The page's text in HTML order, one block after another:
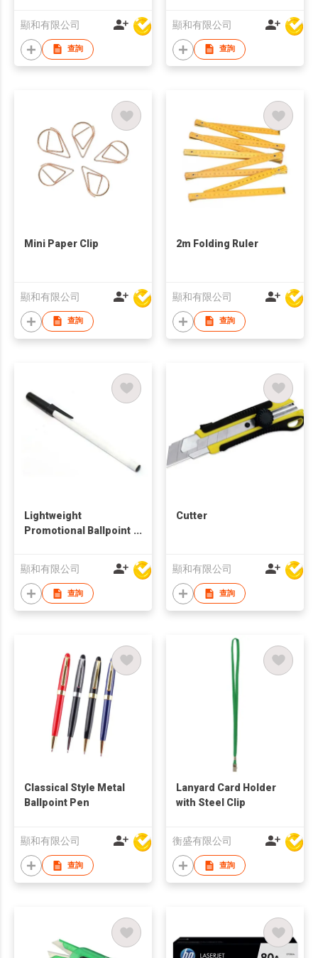
顯和有限公司
查詢
顯和有限公司
查詢
Mini Paper Clip
顯和有限公司
查詢
2m Folding Ruler
顯和有限公司
查詢
Lightweight
Promotional Ballpoint
顯和有限公司
查詢
Cutter
顯和有限公司
查詢
Classical Style Metal
Ballpoint Pen
顯和有限公司
查詢
Lanyard Card Holder
with Steel Clip
衡盛有限公司
查詢